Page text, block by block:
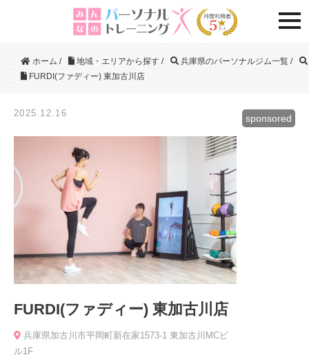
ホーム / 地域・エリアから探す / 兵庫県のパーソナルジム一覧 /
FURDI(ファディー) 東加古川店
sponsored
2025.12.16
FURDI(ファディー) 東加古川店
兵庫県加古川市平岡町新在家1573-1 東加古川MCビ
ル1F